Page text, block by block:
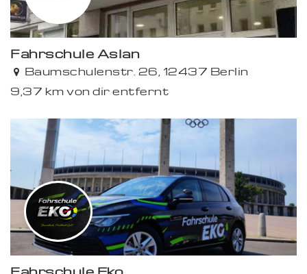
Fahrschule Aslan
Baumschulenstr. 26, 12437 Berlin
9,37 km von dir entfernt